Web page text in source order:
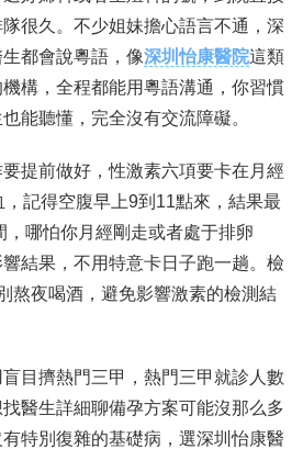
很久。不少姐妹擔心語言不通，深
都會說粵語，像深圳怡康醫院這類
構，全程都能用粵語溝通，你習慣
能聽懂，完全沒有交流障礙。
提前做好，性激素六項要卡在月經
記得空腹早上9到11點來，結果最
哪怕你月經剛走或者處于排卵
結果，不用特意卡日子跑一趟。檢
熬夜喝酒，避免影響激素的檢測結
目擠熱門三甲，熱門三甲就診人數
醫生詳細聊備孕方案可能沒那么多
特別復雜的基礎病，選深圳怡康醫